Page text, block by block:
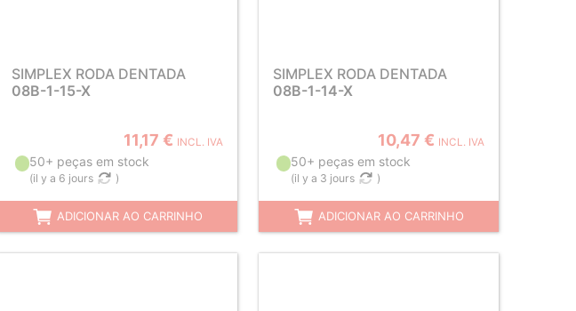
SIMPLEX RODA DENTADA
08B-1-15-X
11,17 € INCL. IVA
50+ peças em stock
(il y a 6 jours )
ADICIONAR AO CARRINHO
SIMPLEX RODA DENTADA
08B-1-14-X
10,47 € INCL. IVA
50+ peças em stock
(il y a 3 jours )
ADICIONAR AO CARRINHO